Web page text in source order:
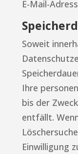
E-Mail-
Soweit
Ihre
bis der
entfällt.
Einwilligung